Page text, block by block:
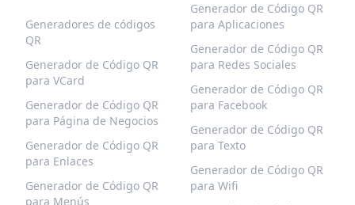
Generadores de códigos
QR
Generador de Código QR
para VCard
Generador de Código QR
para Página de Negocios
Generador de Código QR
para Enlaces
Generador de Código QR
para Menús
Generador de Código QR
para Aplicaciones
Generador de Código QR
para Redes Sociales
Generador de Código QR
para Facebook
Generador de Código QR
para Texto
Generador de Código QR
para Wifi